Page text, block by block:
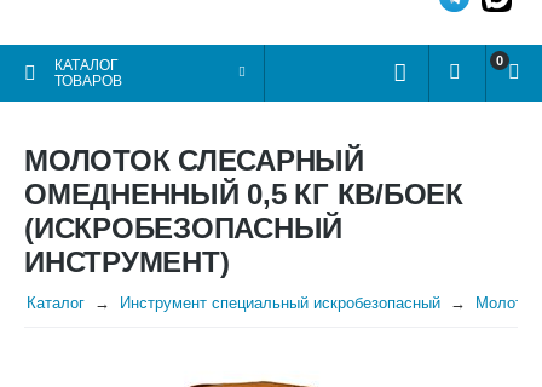
КАТАЛОГ
ТОВАРОВ
0
МОЛОТОК СЛЕСАРНЫЙ
ОМЕДНЕННЫЙ 0,5 КГ КВ/БОЕК
(ИСКРОБЕЗОПАСНЫЙ
ИНСТРУМЕНТ)
Каталог Инструмент специальный искробезопасный